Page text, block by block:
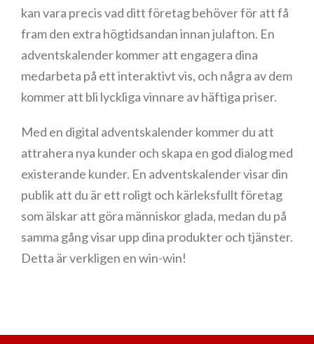
kan vara precis vad ditt företag behöver för att få
fram den extra högtidsandan innan julafton. En
adventskalender kommer att engagera dina
medarbeta på ett interaktivt vis, och några av dem
kommer att bli lyckliga vinnare av häftiga priser.
Med en digital adventskalender kommer du att
attrahera nya kunder och skapa en god dialog med
existerande kunder. En adventskalender visar din
publik att du är ett roligt och kärleksfullt företag
som älskar att göra människor glada, medan du på
samma gång visar upp dina produkter och tjänster.
Detta är verkligen en win-win!